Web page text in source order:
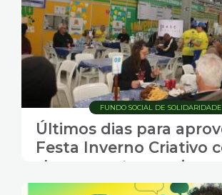
FUNDO SOCIAL DE SOLIDARIDADE
Últimos dias para
Festa Inverno Criativo
shows, gastronomia e
transporte grátis em